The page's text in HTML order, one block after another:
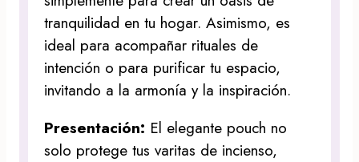
tranquilidad en tu hogar. Asimismo, es
ideal para acompañar rituales de
intención o para purificar tu espacio,
invitando a la armonía y la inspiración.
Presentación: El elegante pouch no
solo protege tus varitas de incienso,